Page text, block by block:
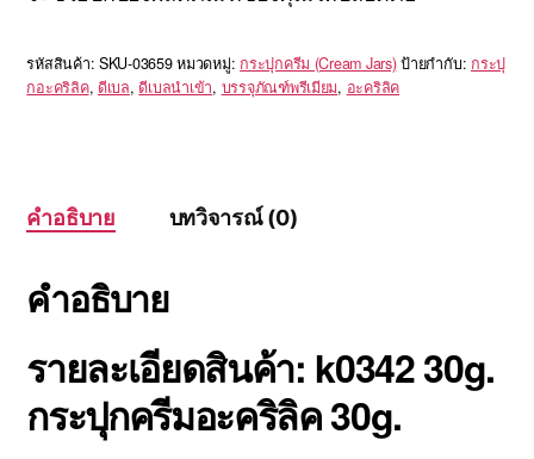
รหัสสินค้า: SKU-03659 หมวดหมู่: กระปุกครีม (Cream Jars) ป้ายกำกับ: กระปุ
กอะคริลิค, ดีเบล,ดีเบลนำเข้า, บรรจุภัณฑ์พรีเมียม, อะคริลิค
คำอธิบาย บทวิจารณ์ (0)
คำอธิบาย
รายละเอียดสินค้า: k0342 30g.
กระปุกครีมอะคริลิค 30g.